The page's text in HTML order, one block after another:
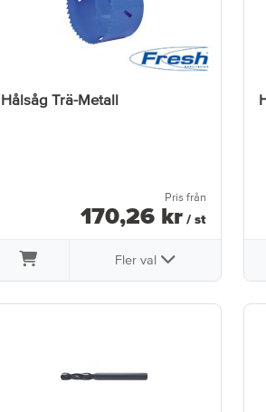
Hålsåg Trä-Metall
Pris från
170,26 kr / st
Fler val